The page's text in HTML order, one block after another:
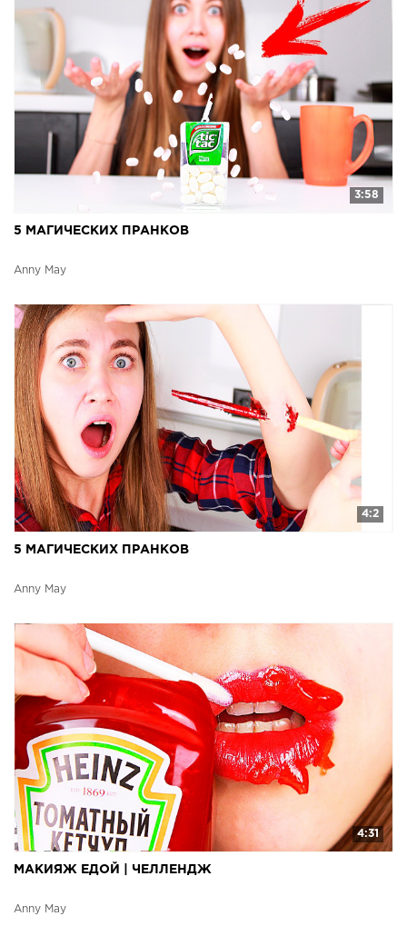
3:58
5 МАГИЧЕСКИХ ПРАНКОВ
Anny May
4:2
5 МАГИЧЕСКИХ ПРАНКОВ
Anny May
4:31
МАКИЯЖ ЕДОЙ | ЧЕЛЛЕНДЖ
Anny May